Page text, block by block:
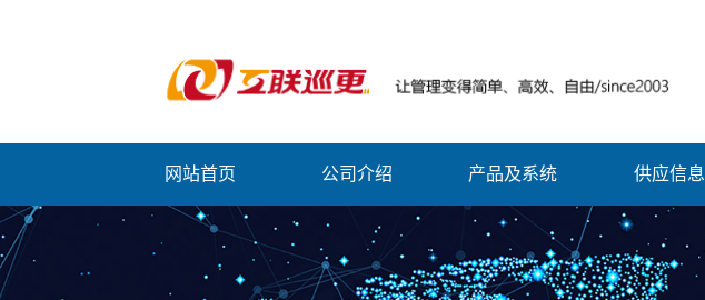
网站首页 公司介绍 产品及系统 供应信息